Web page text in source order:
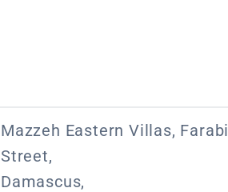
Mazzeh Eastern Villas, Farabi
Street,
Damascus,